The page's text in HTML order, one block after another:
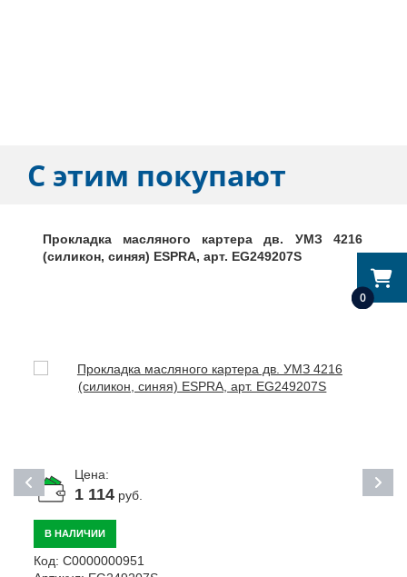
0
С этим покупают
Прокладка масляного картера дв. УМЗ 4216
(силикон, синяя) ESPRA, арт. EG249207S
Цена:
1 114руб.
В НАЛИЧИИ
Код: С0000000951